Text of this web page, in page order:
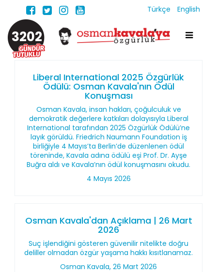
Türkçe English
3202
Liberal International 2025 Özgürlük
Ödülü: Osman Kavala'nın Ödül
Konuşması
Osman Kavala, insan hakları, çoğulculuk ve
demokratik değerlere katkıları dolayısıyla Liberal
International tarafından 2025 Özgürlük Ödülü’ne
layık görüldü. Friedrich Naumann Foundation iş
birliğiyle 4 Mayıs’ta Berlin’de düzenlenen ödül
töreninde, Kavala adına ödülü eşi Prof. Dr. Ayşe
Buğra aldı ve Kavala’nın ödül konuşmasını okudu.
4 Mayıs 2026
Osman Kavala'dan Açıklama | 26 Mart
2026
Suç işlendiğini gösteren güvenilir nitelikte doğru
deliller olmadan özgür yaşama hakkı kısıtlanamaz.
Osman Kavala, 26 Mart 2026